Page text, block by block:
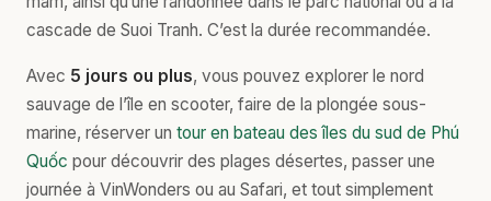
cascade de Suoi Tranh. C’est la durée recommandée.
Avec 5 jours ou plus, vous pouvez explorer le nord
sauvage de l’île en scooter, faire de la plongée sous-
marine, réserver un tour en bateau des îles du sud de Phú
Quốc pour découvrir des plages désertes, passer une
journée à VinWonders ou au Safari, et tout simplement